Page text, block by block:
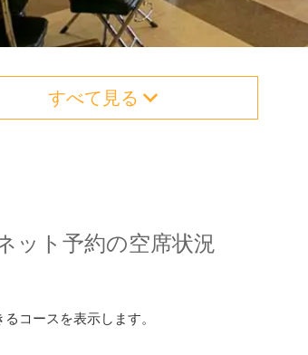
すべて見る
ット予約の空席状況
コースを表示します。